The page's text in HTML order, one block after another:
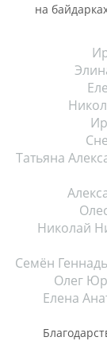
на
Татьяна
Николай
Семён
Олег
Елена